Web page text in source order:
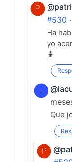
#530
Ha
yo
🤷
·
Que
·